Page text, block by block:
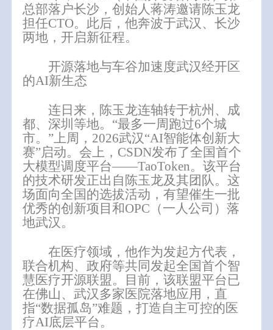
总部落户长沙，创始人蒋涛邀请陈玉龙
担任CTO。此后，他奔波于武汉、长沙
两地，开启新征程。
开源落地与车谷加速度武汉经开区
的AI新生态
连日来，陈玉龙连轴转于杭州、成
都、深圳等地。“最多一周跑过6个城
市。”上周，2026武汉“AI智能体创新大
赛”启动。会上，CSDN发布了全国首个
大模型调度平台——TaoToken。该平台
的技术研发正出自陈玉龙及其团队。这
场面向全国的选拔活动，有望催生一批
优秀的创新项目和OPC（一人公司）落
地武汉。
在医疗领域，他作为发起方代表，
联合机构、政府等共同发起全国首个智
慧医疗开源联盟。目前，该联盟平台已
在佛山、武汉多家医院落地应用，直
指“数据孤岛”难题，打造自主可控的医
疗AI底层平台。